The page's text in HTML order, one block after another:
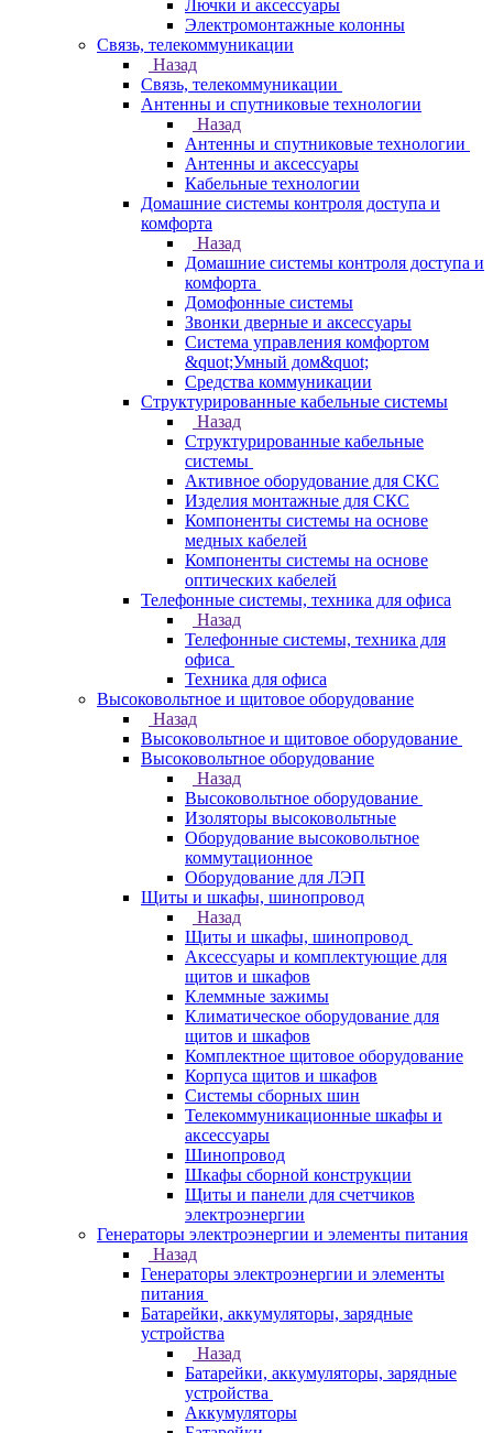
Лючки и аксессуары
Электромонтажные колонны
Связь, телекоммуникации
Назад
Связь, телекоммуникации
Антенны и спутниковые технологии
Назад
Антенны и спутниковые технологии
Антенны и аксессуары
Кабельные технологии
Домашние системы контроля доступа и
комфорта
Назад
Домашние системы контроля доступа и
комфорта
Домофонные системы
Звонки дверные и аксессуары
Система управления комфортом
&quot;Умный дом&quot;
Средства коммуникации
Структурированные кабельные системы
Назад
Структурированные кабельные
системы
Активное оборудование для СКС
Изделия монтажные для СКС
Компоненты системы на основе
медных кабелей
Компоненты системы на основе
оптических кабелей
Телефонные системы, техника для офиса
Назад
Телефонные системы, техника для
офиса
Техника для офиса
Высоковольтное и щитовое оборудование
Назад
Высоковольтное и щитовое оборудование
Высоковольтное оборудование
Назад
Высоковольтное оборудование
Изоляторы высоковольтные
Оборудование высоковольтное
коммутационное
Оборудование для ЛЭП
Щиты и шкафы, шинопровод
Назад
Щиты и шкафы, шинопровод
Аксессуары и комплектующие для
щитов и шкафов
Клеммные зажимы
Климатическое оборудование для
щитов и шкафов
Комплектное щитовое оборудование
Корпуса щитов и шкафов
Системы сборных шин
Телекоммуникационные шкафы и
аксессуары
Шинопровод
Шкафы сборной конструкции
Щиты и панели для счетчиков
электроэнергии
Генераторы электроэнергии и элементы питания
Назад
Генераторы электроэнергии и элементы
питания
Батарейки, аккумуляторы, зарядные
устройства
Назад
Батарейки, аккумуляторы, зарядные
устройства
Аккумуляторы